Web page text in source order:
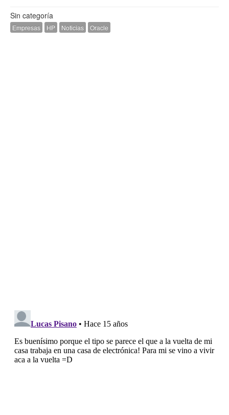
Sin categoría
Empresas HP Noticias Oracle